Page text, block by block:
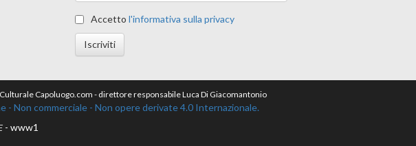
Accettol'informativa sulla privacy
Iscriviti
Capoluogo.com - direttore responsabile Luca Di Giacomantonio
- Non commerciale - Non opere derivate 4.0 Internazionale.
- www1